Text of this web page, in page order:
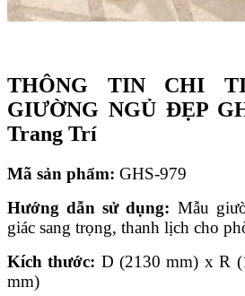
THÔNG TIN CHI
GIƯỜNG NGỦĐẸP
Trang Trí
Mã sản phẩm: GHS-979
Hướng dẫn sửdụng: Mẫu
giác sang trọng, thanh lịch cho
Kích thước: D (2130 mm) x R
mm)